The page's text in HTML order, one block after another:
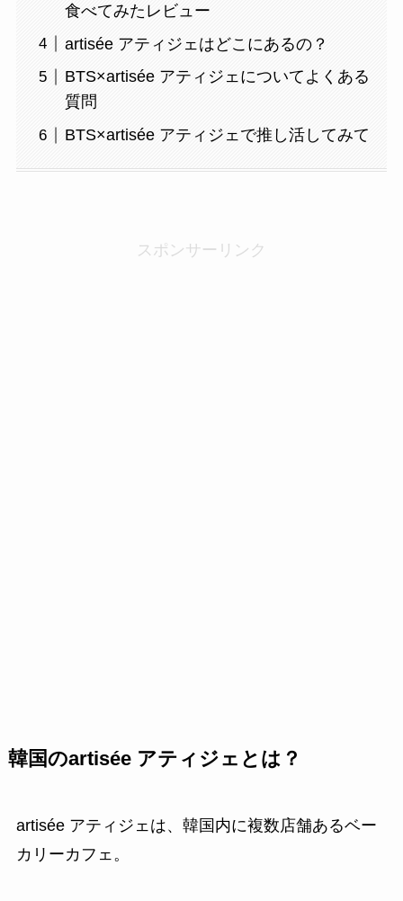
食べてみたレビュー
artisée アティジェはどこにあるの？
BTS×artisée アティジェについてよくある
質問
BTS×artisée アティジェで推し活してみて
スポンサーリンク
韓国のartisée アティジェとは？
artisée アティジェは、韓国内に複数店舗あるベー
カリーカフェ。